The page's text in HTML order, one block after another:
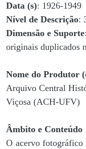
Data (s): 1926-1949
Nível de Descrição:
Dimensão e Suporte
originais duplicados
Nome do Produtor
Arquivo Central
Viçosa (ACH-UFV)
Âmbito e Conteúdo
O acervo fotográfico